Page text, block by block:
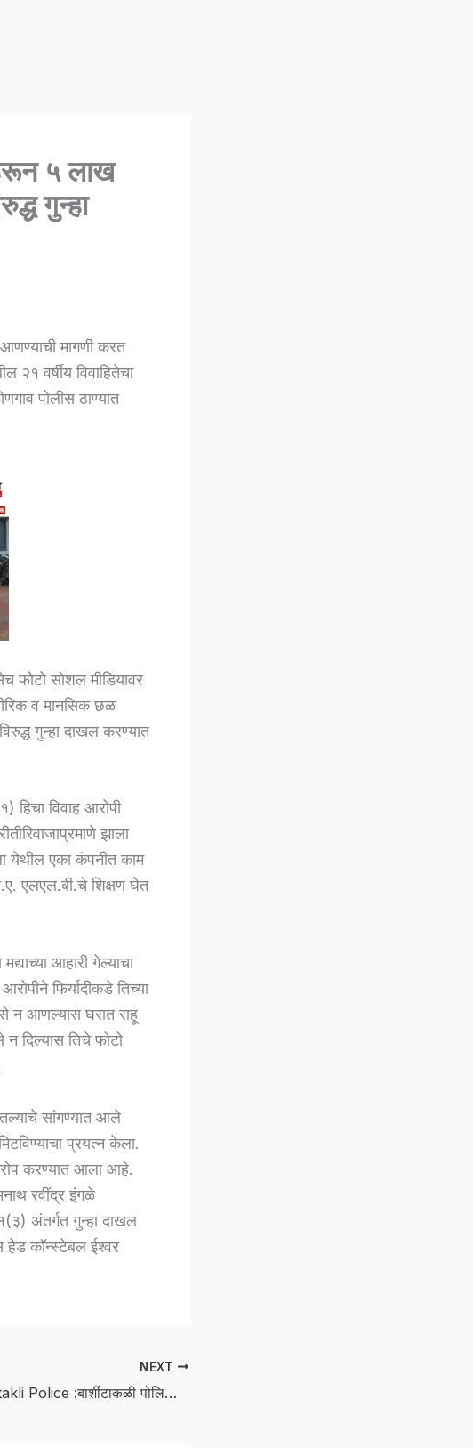
५ लाख
गुन्हा
मागणी करत
२१ वर्षीय विवाहितेचा
पोलीस ठाण्यात
फोटो सोशल मीडियावर
व मानसिक छळ
गुन्हा दाखल करण्यात
हिचा विवाह आरोपी
झाला
येथील एका कंपनीत काम
एलएल.बी.चे शिक्षण घेत
आहारी गेल्याचा
फिर्यादीकडे तिच्या
न आणल्यास घरात राहू
दिल्यास तिचे फोटो
सांगण्यात आले
प्रयत्न केला.
करण्यात आला आहे.
रवींद्र इंगळे
अंतर्गत गुन्हा दाखल
हेड कॉन्स्टेबल ईश्वर
NEXT
Barshitakli Police :बार्शीटाकळी पोलिसांच्या अवैध गावठी दारू व जुगार अड्ड्यांवर धाडी